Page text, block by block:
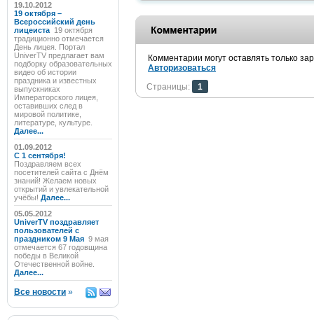
19.10.2012
19 октября –
Всероссийский день
лицеиста 19 октября
традиционно отмечается
День лицея. Портал
UniverTV предлагает вам
подборку образовательных
видео об истории
праздника и известных
выпускниках
Императорского лицея,
оставивших след в
мировой политике,
литературе, культуре.
Далее...
01.09.2012
C 1 сентября!
Поздравляем всех
посетителей сайта с Днём
знаний! Желаем новых
открытий и увлекательной
учёбы! Далее...
05.05.2012
UniverTV поздравляет
пользователей с
праздником 9 Мая 9 мая
отмечается 67 годовщина
победы в Великой
Отечественной войне.
Далее...
Все новости »
Комментарии могут оставлять только
Авторизоваться
Страницы:
1